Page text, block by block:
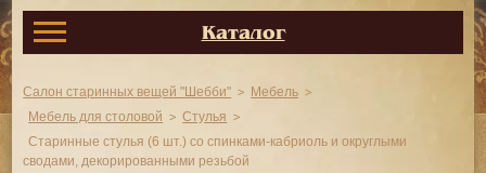
Каталог
Салон старинных вещей "Шебби"
Мебель
Мебель для столовой
Стулья
Старинные стулья (6 шт.) со спинками-кабриоль и округлыми
сводами, декорированными резьбой